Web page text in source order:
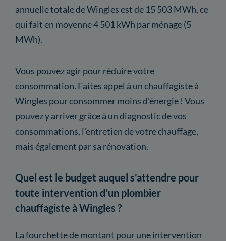
annuelle totale de Wingles est de 15 503 MWh, ce
qui fait en moyenne 4 501 kWh par ménage (5
MWh).
Vous pouvez agir pour réduire votre
consommation. Faites appel à un chauffagiste à
Wingles pour consommer moins d'énergie ! Vous
pouvez y arriver grâce à un diagnostic de vos
consommations, l'entretien de votre chauffage,
mais également par sa rénovation.
Quel est le budget auquel s'attendre pour
toute intervention d'un plombier
chauffagiste à Wingles ?
La fourchette de montant pour une intervention